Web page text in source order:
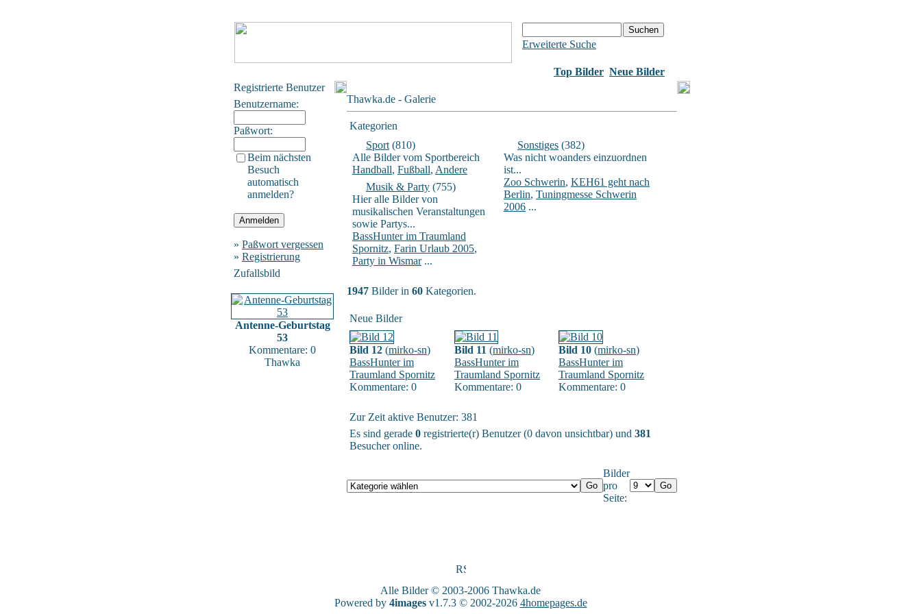
Erweiterte Suche
Top Bilder Neue Bilder
Registrierte Benutzer
Benutzername:
Paßwort:
Beim nächsten
Besuch
automatisch
anmelden?
» Paßwort vergessen
» Registrierung
Zufallsbild
Antenne-Geburtstag
53
Kommentare: 0
Thawka
Thawka.de - Galerie
Kategorien
Sport (810)
Alle Bilder vom Sportbereich
Handball, Fußball, Andere
Musik & Party (755)
Hier alle Bilder von
musikalischen Veranstaltungen
sowie Partys...
BassHunter im Traumland
Spornitz, Farin Urlaub 2005,
Party in Wismar...
Sonstiges (382)
Was nicht woanders einzuordnen
ist...
Zoo Schwerin, KEH61 geht nach
Berlin, Tuningmesse Schwerin
2006 ...
1947 Bilder in 60 Kategorien.
Neue Bilder
Bild 12 (mirko-sn)
BassHunter im
Traumland Spornitz
Kommentare: 0
Bild 11 (mirko-sn)
BassHunter im
Traumland Spornitz
Kommentare: 0
Bild 10 (mirko-sn)
BassHunter im
Traumland Spornitz
Kommentare: 0
Zur Zeit aktive Benutzer: 381
Es sind gerade 0 registrierte(r) Benutzer (0 davon unsichtbar) und 381
Besucher online.
Bilder
pro
Seite:
Alle Bilder © 2003-2006 Thawka.de
Powered by 4imagesv1.7.3 © 2002-2026 4homepages.de